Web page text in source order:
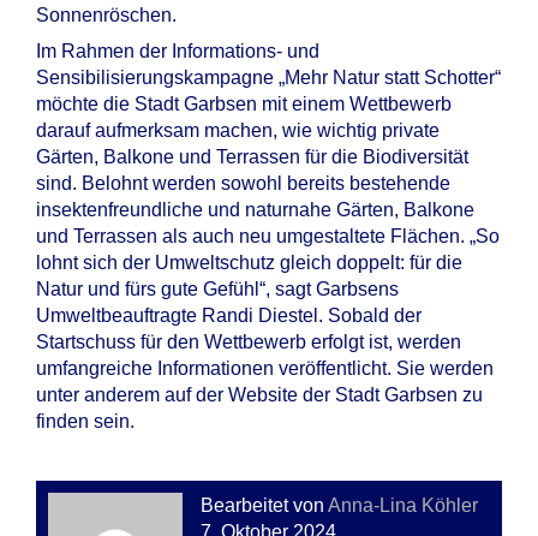
Sonnenröschen.
Im Rahmen der Informations- und
Sensibilisierungskampagne „Mehr Natur statt Schotter“
möchte die Stadt Garbsen mit einem Wettbewerb
darauf aufmerksam machen, wie wichtig private
Gärten, Balkone und Terrassen für die Biodiversität
sind. Belohnt werden sowohl bereits bestehende
insektenfreundliche und naturnahe Gärten, Balkone
und Terrassen als auch neu umgestaltete Flächen. „So
lohnt sich der Umweltschutz gleich doppelt: für die
Natur und fürs gute Gefühl“, sagt Garbsens
Umweltbeauftragte Randi Diestel. Sobald der
Startschuss für den Wettbewerb erfolgt ist, werden
umfangreiche Informationen veröffentlicht. Sie werden
unter anderem auf der Website der Stadt Garbsen zu
finden sein.
Bearbeitet von Anna-Lina Köhler
7. Oktober 2024